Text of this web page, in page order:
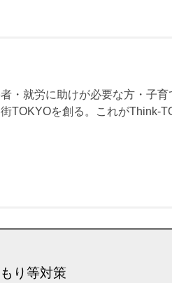
・就労に助けが必要な方・子育
TOKYOを創る。これがThink-
り等対策